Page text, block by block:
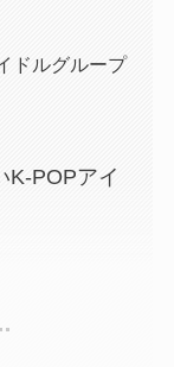
ドルグループ
K-POPアイ